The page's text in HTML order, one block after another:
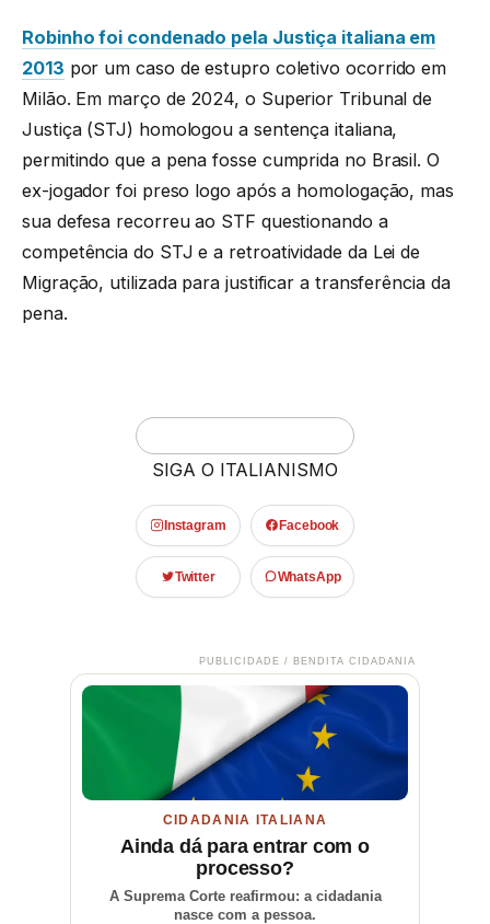
Robinho foi condenado pela Justiça italiana em
2013 por um caso de estupro coletivo ocorrido em
Milão. Em março de 2024, o Superior Tribunal de
Justiça (STJ) homologou a sentença italiana,
permitindo que a pena fosse cumprida no Brasil. O
ex-jogador foi preso logo após a homologação, mas
sua defesa recorreu ao STF questionando a
competência do STJ e a retroatividade da Lei de
Migração, utilizada para justificar a transferência da
pena.
SIGA O ITALIANISMO
Instagram Facebook
Twitter WhatsApp
PUBLICIDADE / BENDITA CIDADANIA
CIDADANIA ITALIANA
Ainda dá para entrar com o
processo?
A Suprema Corte reafirmou: a cidadania
nasce com a pessoa.